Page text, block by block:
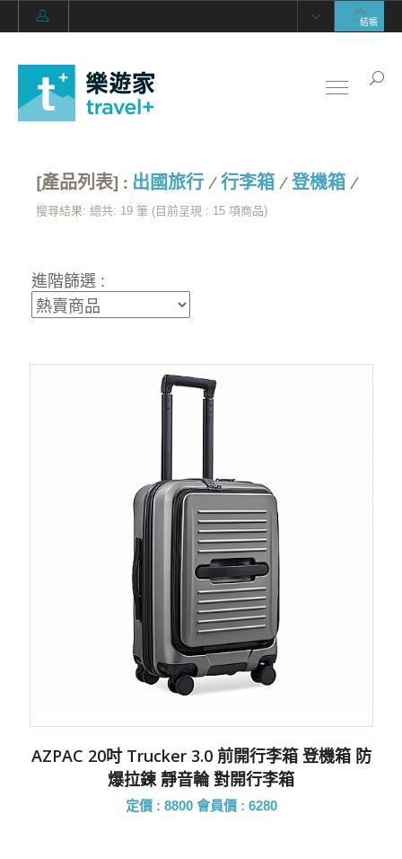
結帳
[產品列表] : 出國旅行 / 行李箱 / 登機箱 /
搜尋結果: 總共: 19 筆 (目前呈現 : 15 項商品)
進階篩選 :
AZPAC 20吋 Trucker 3.0 前開行李箱 登機箱 防
爆拉鍊 靜音輪 對開行李箱
定價 : 8800 會員價 : 6280